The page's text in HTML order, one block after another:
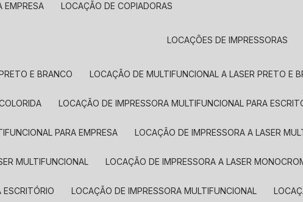
EMPRESA LOCAÇÃO DE COPIADORAS
LOCAÇÕES DE IMPRESSORAS
E BRANCO LOCAÇÃO DE MULTIFUNCIONAL A LASER PRETO E
LOCAÇÃO DE IMPRESSORA MULTIFUNCIONAL PARA
PARA EMPRESA LOCAÇÃO DE IMPRESSORA A LASER
MULTIFUNCIONAL LOCAÇÃO DE IMPRESSORA A LASER
ESCRITÓRIO LOCAÇÃO DE IMPRESSORA MULTIFUNCIONAL